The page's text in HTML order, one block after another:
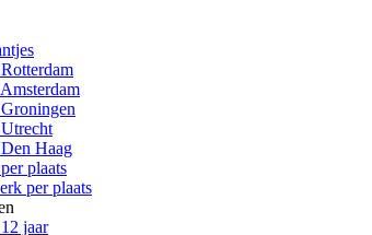
Haag
plaats
per plaats
jaar